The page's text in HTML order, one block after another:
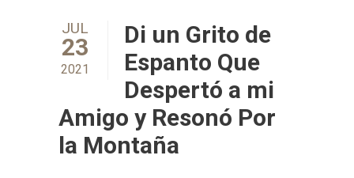
JUL
23
2021
Di un Grito de
Espanto Que
Despertó a mi
Amigo y Resonó Por
la Montaña